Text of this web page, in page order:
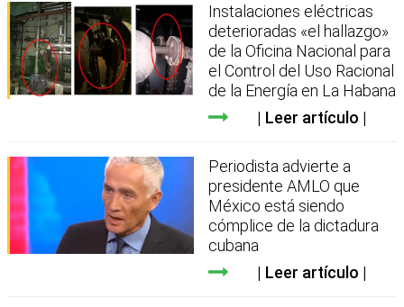
Instalaciones eléctricas
deterioradas «el hallazgo»
de la Oficina Nacional para
el Control del Uso Racional
de la Energía en La Habana
Leer artículo
Periodista advierte a
presidente AMLO que
México está siendo
cómplice de la dictadura
cubana
Leer artículo